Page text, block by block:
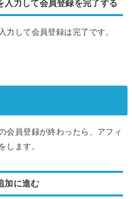
入力して会員登録を完了する
力して会員登録は完了です。
会員登録が終わったら、アフィ
します。
加に進む